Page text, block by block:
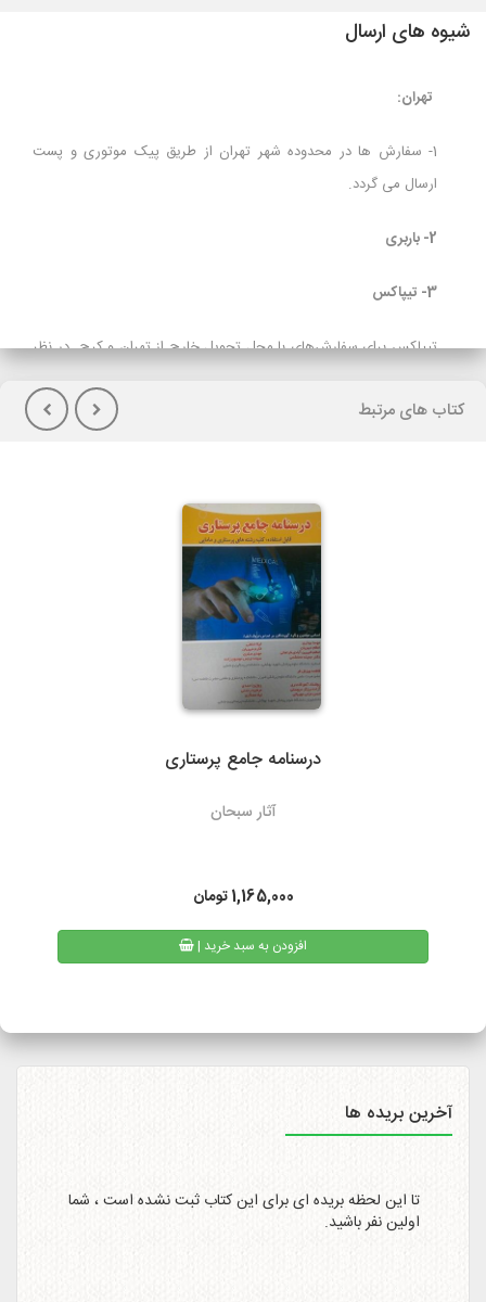
شیوه های ارسال
تهران:
1- سفارش ها در محدوده شهر تهران از طریق پیک موتوری و پست
ارسال می گردد.
2- باربری
3- تیپاکس
تیپاکس برای سفارش‌های با محل تحویل خارج از تهران و کرج در نظر
هنگام تحویل کالا(پس کرایه) دارند توصیه می شود.
گیلان)نسبت به سایر روشهای ارسال سریعتر می باشد. در صورت انتخاب
ارسال با پست تیپاکس، هزینه حمل به عهده مشتری خواهد بود.
سرویس‌دهی تیپاکس در بیش از 80 شهر که تک مسیره هستند به طور
معمول 24 ساعته است. شهرهایی که دومسیره یا راه دور هستند، معمولاً
در پست پیشتاز زمان تحویل، بسته به دوری یا نزدیکی شهر مقصد از
ممکن است کالا کمی با تاخیر به دست مشتریان محترم برسد.
همیچنین امکان پیگیری وضعیت سفارشات پست پیشتاز از طریق
رقمی میسر است.
کتاب های مرتبط
درسنامه جامع پرستاری
آثار سبحان
1,165,000تومان
| افزودن به سبد خرید
آخرین بریده ها
تا این لحظه بریده ای برای این کتاب ثبت نشده است ، شما
اولین نفر باشید.